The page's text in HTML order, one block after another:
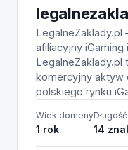
LegalneZaklady.pl
afiliacyjny
LegalneZaklady.pl
komercyjny aktyw
polskiego rynku
Wiek domeny
1 rok
Długość
14